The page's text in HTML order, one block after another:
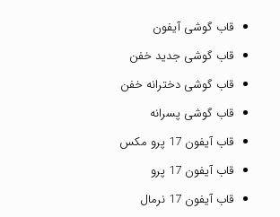
قاب گوشی آیفون
قاب گوشی جدید خفن
قاب گوشی دخترانه خفن
قاب گوشی پسرانه
قاب آیفون 17 پرو مکس
قاب آیفون 17 پرو
قاب آیفون 17 نرمال